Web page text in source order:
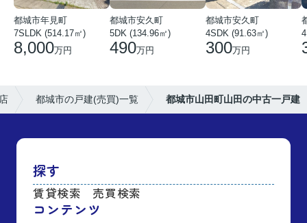
都城市年見町
7SLDK (514.17㎡)
8,000万円
都城市安久町
5DK (134.96㎡)
490万円
都城市安久町
4SDK (91.63㎡)
300万円
都城市の戸建(売買)一覧 都城市山田町山田の中古一戸建
探す
賃貸検索 売買検索
コンテンツ